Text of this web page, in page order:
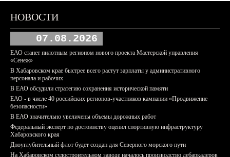
НОВОСТИ
07.08.2026
ЕАО станет пилотным регионом нового проекта Мастерской управления
«Сенеж»
В Хабаровском крае быстрее всего растут зарплаты у административного
персонала и рабочих
В ЕАО обсудили стратегию сохранения исторической памяти
ЕАО - в числе 40 российских регионов-участников кампании «Продвижение
безопасности»
В ЕАО значительно увеличены объемы дорожных работ
Федеральный эксперт по достоинству оценил спортивную инфраструктуру
Хабаровского края
Дноуглубительный флот будет создан для Северного морского пути
На Хабаровском судостроительном заводе началось производство дебаркадеров